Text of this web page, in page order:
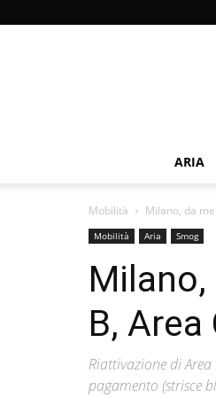
ARIA
Mobilità Milano, da
Mobilità Aria Smog
B,
Riattivazione di
pagamento (strisce